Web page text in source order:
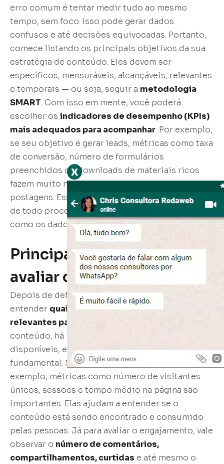
erro comum é tentar medir tudo ao mesmo
tempo, sem foco. Isso pode gerar dados
confusos e até decisões equivocadas. Portanto,
comece listando os principais objetivos da sua
estratégia de conteúdo. Eles devem ser
específicos, mensuráveis, alcançáveis, relevantes
e temporais — ou seja, seguir a metodologia
SMART. Com isso em mente, você poderá
escolher os indicadores de desempenho (KPIs)
mais adequados para acompanhar. Por exemplo,
se seu objetivo é gerar leads, métricas como taxa
de conversão, número de formulários
preenchidos ou downloads de materiais ricos
fazem muito mais sentido do que curtidas em
postagens. Essa etapa de definição é o alicerce
de todo processo de análise e vai guiar a forma
como os dados serão interpretados.
Principais métricas para
avaliar o desempenho
Depois de definir seus objetivos, é hora de
entender quais métricas são realmente
relevantes para avaliá-los
conteúdo, há uma variedade enorme de dados
disponíveis, e saber filtrar os que importam é
fundamental. Se o foco está em tráfego, por
exemplo, métricas como número de visitantes
únicos, sessões e tempo médio na página são
importantes. Elas ajudam a entender se o
conteúdo está sendo encontrado e consumido
pelas pessoas. Já para avaliar o engajamento, vale
observar o número de comentários,
compartilhamentos, curtidas e até mesmo o
x